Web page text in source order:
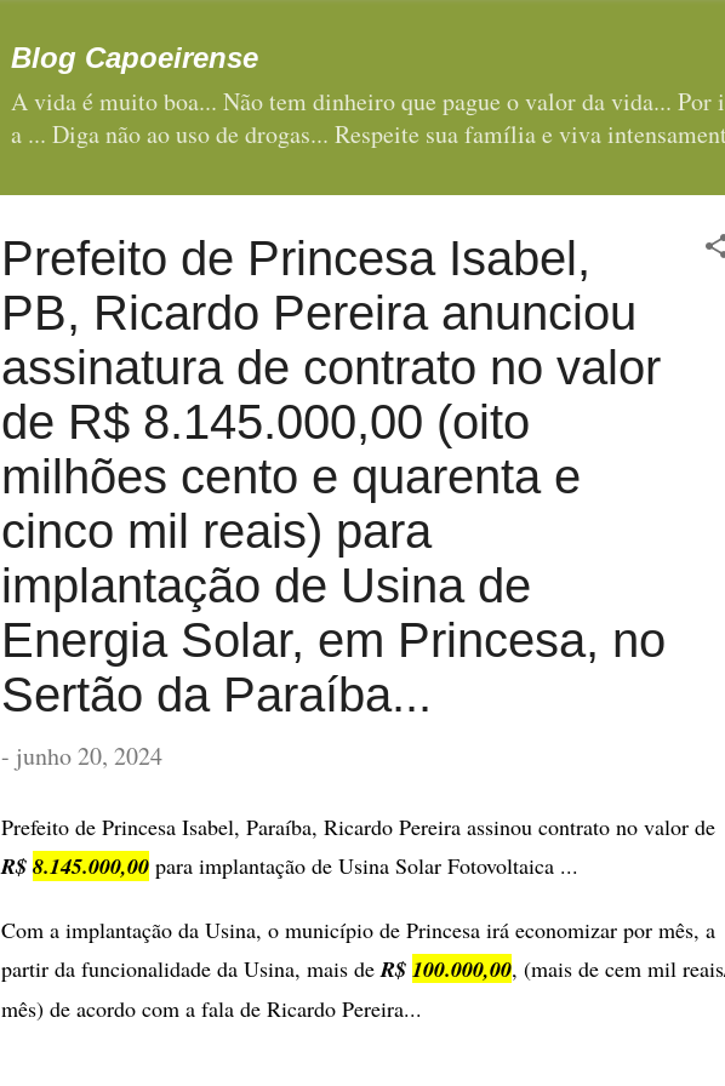
Blog Capoeirense
A vida é muito boa... Não tem dinheiro que pague o valor da vida... Por
a ... Diga não ao uso de drogas... Respeite sua família e viva
Prefeito de Princesa Isabel,
PB, Ricardo Pereira anunciou
assinatura de contrato no valor
de R$ 8.145.000,00 (oito
milhões cento e quarenta e
cinco mil reais) para
implantação de Usina de
Energia Solar, em Princesa, no
Sertão da Paraíba...
- junho 20, 2024
Prefeito de Princesa Isabel, Paraíba, Ricardo Pereira assinou contrato no valor de
R$ 8.145.000,00 para implantação de Usina Solar Fotovoltaica ...
Com a implantação da Usina, o município de Princesa irá economizar por mês, a
partir da funcionalidade da Usina, mais deR$ 100.000,00, (mais de cem mil
mês) de acordo com a fala de Ricardo Pereira...